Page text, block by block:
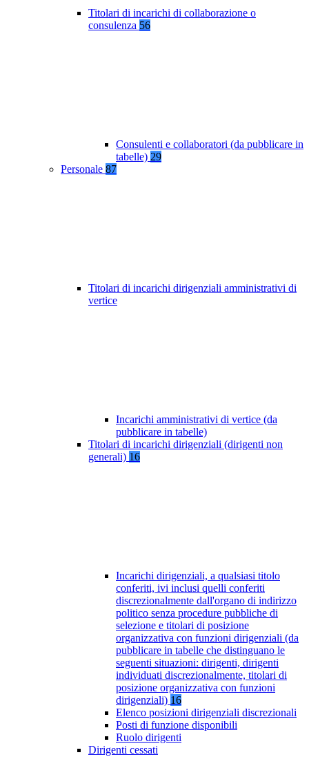
Titolari di incarichi di collaborazione o
consulenza 56
Consulenti e collaboratori (da pubblicare in
tabelle) 29
Personale 87
Titolari di incarichi dirigenziali amministrativi di
vertice
Incarichi amministrativi di vertice (da
pubblicare in tabelle)
Titolari di incarichi dirigenziali (dirigenti non
generali) 16
Incarichi dirigenziali, a qualsiasi titolo
conferiti, ivi inclusi quelli conferiti
discrezionalmente dall'organo di indirizzo
politico senza procedure pubbliche di
selezione e titolari di posizione
organizzativa con funzioni dirigenziali (da
pubblicare in tabelle che distinguano le
seguenti situazioni: dirigenti, dirigenti
individuati discrezionalmente, titolari di
posizione organizzativa con funzioni
dirigenziali) 16
Elenco posizioni dirigenziali discrezionali
Posti di funzione disponibili
Ruolo dirigenti
Dirigenti cessati